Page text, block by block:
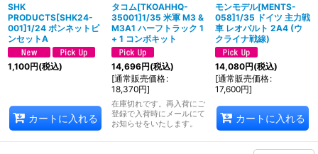
SHK
PRODUCTS[SHK24-
001]1/24 ボンネットピ
ンセットA
1,100円(税込)
カートに入れる
タコム[TKOAHHQ-
35001]1/35 米軍 M3 &
M3A1 ハーフトラック 1
+ 1 コンボキット
14,696円(税込)
[通常販売価格:
18,370円]
在庫切れです。再入荷にご
登録で入荷時にメールにて
お知らせをいたします。
モンモデル[MENTS-
058]1/35 ドイツ 主力戦
車 レオパルト 2A4 (ウ
クライナ戦線)
14,080円(税込)
[通常販売価格:
17,600円]
カートに入れる